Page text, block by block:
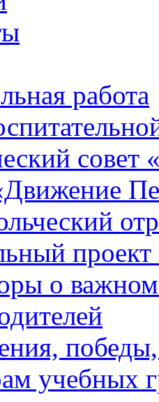
работа
совет
о
учебных